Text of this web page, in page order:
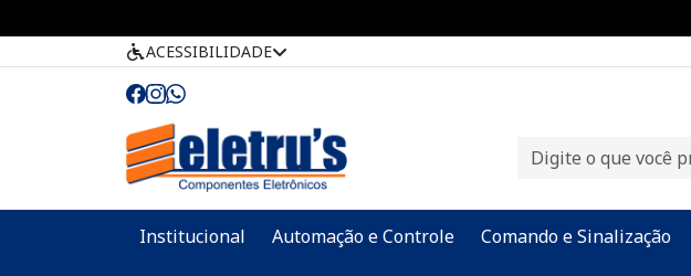
ACESSIBILIDADE
Institucional Automação e Controle Comando e Sinalização